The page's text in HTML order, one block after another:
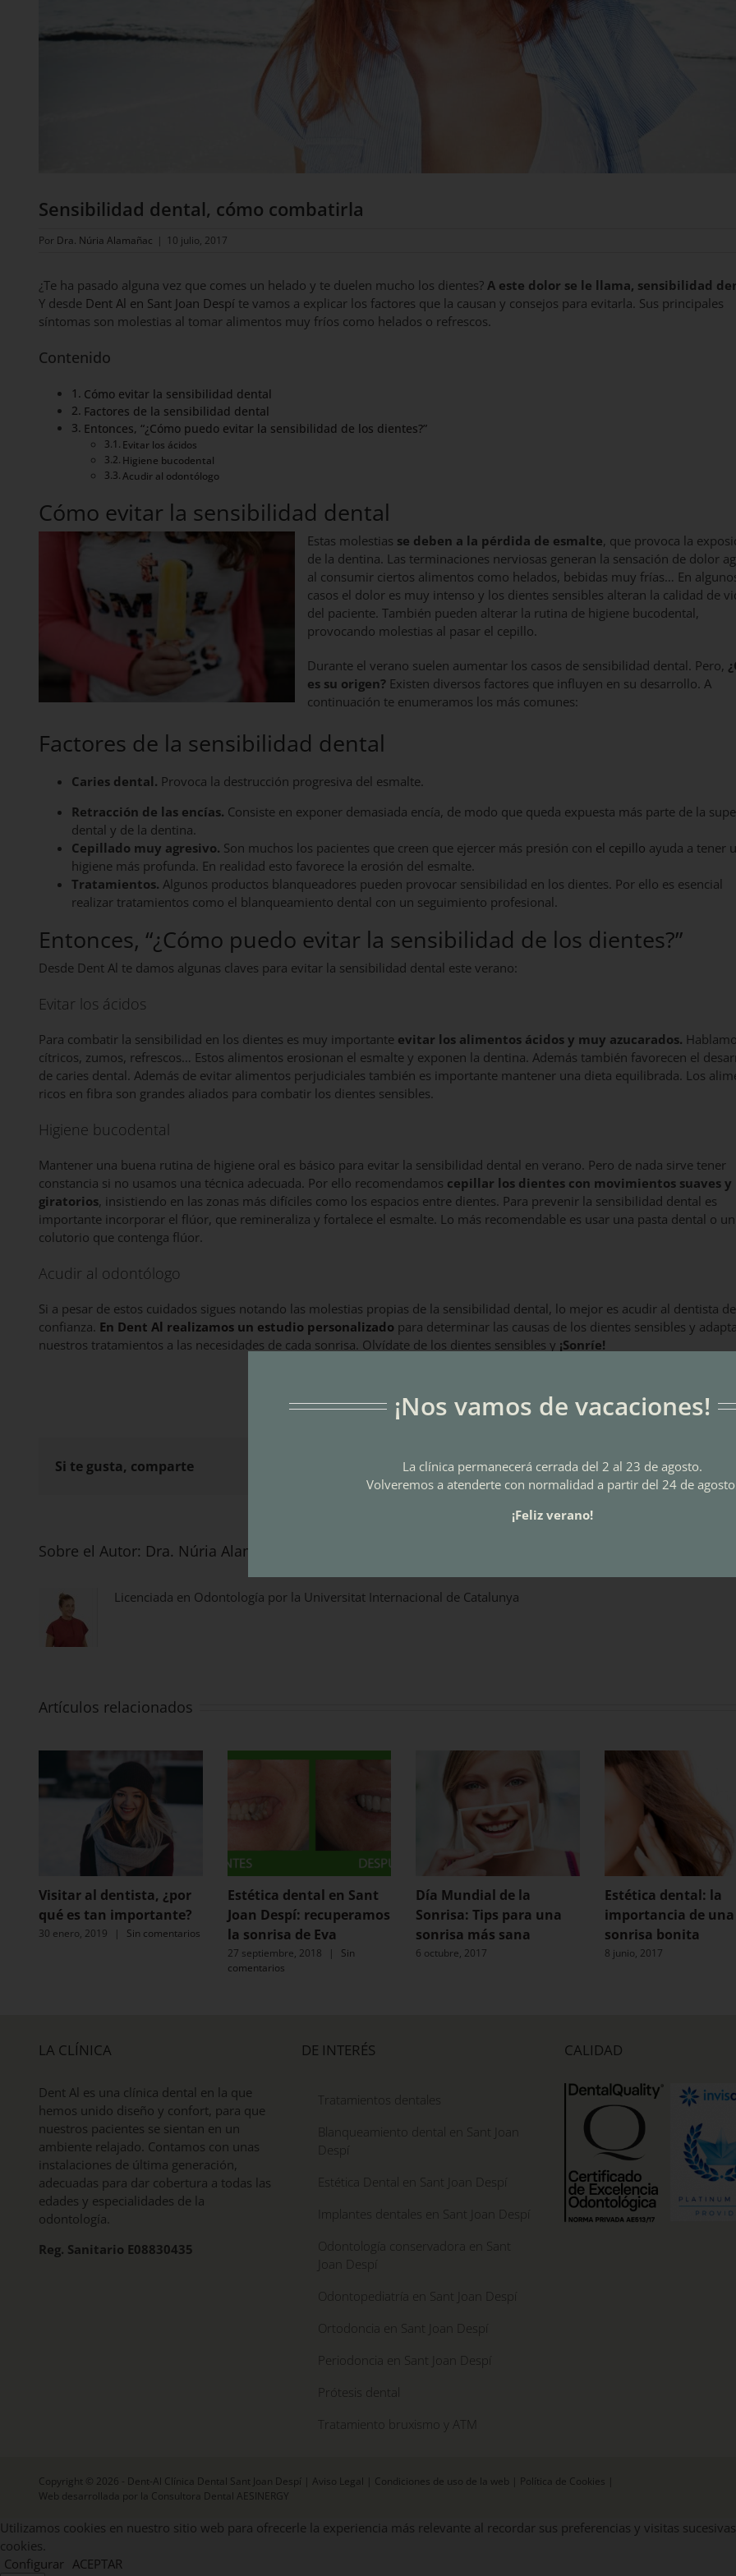
Sensibilidad dental, cómo combatirla
Por Dra. Núria Alamañac | 10 julio, 2017
¿Te ha pasado alguna vez que comes un helado y te duelen mucho los dientes? A este dolor se le llama, sensibilidad
Y desde Dent Al en Sant Joan Despí te vamos a explicar los factores que la causan y consejos para evitarla. Sus principales
síntomas son molestias al tomar alimentos muy fríos como helados o refrescos.
Contenido
Cómo evitar la sensibilidad dental
Factores de la sensibilidad dental
Entonces, “¿Cómo puedo evitar la sensibilidad de los dientes?”
Evitar los ácidos
Higiene bucodental
Acudir al odontólogo
Cómo evitar la sensibilidad dental
Estas molestias se deben a la pérdida de esmalte, que provoca la
de la dentina. Las terminaciones nerviosas generan la sensación de dolor
al consumir ciertos alimentos como helados, bebidas muy frías… En
casos el dolor es muy intenso y los dientes sensibles alteran la calidad de
del paciente. También pueden alterar la rutina de higiene bucodental,
provocando molestias al pasar el cepillo.
Durante el verano suelen aumentar los casos de sensibilidad dental. Pero,
es su origen? Existen diversos factores que influyen en su desarrollo. A
continuación te enumeramos los más comunes:
Factores de la sensibilidad dental
Caries dental. Provoca la destrucción progresiva del esmalte.
Retracción de las encías. Consiste en exponer demasiada encía, de modo que queda expuesta más parte de la
dental y de la dentina.
Cepillado muy agresivo. Son muchos los pacientes que creen que ejercer más presión con el cepillo ayuda a tener
higiene más profunda. En realidad esto favorece la erosión del esmalte.
Tratamientos. Algunos productos blanqueadores pueden provocar sensibilidad en los dientes. Por ello es esencial
realizar tratamientos como el blanqueamiento dental con un seguimiento profesional.
Entonces, “¿Cómo puedo evitar la sensibilidad de los dientes?”
Desde Dent Al te damos algunas claves para evitar la sensibilidad dental este verano:
Evitar los ácidos
Para combatir la sensibilidad en los dientes es muy importante evitar los alimentos ácidos y muy azucarados.
cítricos, zumos, refrescos… Estos alimentos erosionan el esmalte y exponen la dentina. Además también favorecen el
de caries dental. Además de evitar alimentos perjudiciales también es importante mantener una dieta equilibrada. Los
ricos en fibra son grandes aliados para combatir los dientes sensibles.
Higiene bucodental
Mantener una buena rutina de higiene oral es básico para evitar la sensibilidad dental en verano. Pero de nada sirve tener
constancia si no usamos una técnica adecuada. Por ello recomendamos cepillar los dientes con movimientos suaves y
giratorios, insistiendo en las zonas más difíciles como los espacios entre dientes. Para prevenir la sensibilidad dental es
importante incorporar el flúor, que remineraliza y fortalece el esmalte. Lo más recomendable es usar una pasta dental o un
colutorio que contenga flúor.
Acudir al odontólogo
Si a pesar de estos cuidados sigues notando las molestias propias de la sensibilidad dental, lo mejor es acudir al dentista de
confianza. En Dent Al realizamos un estudio personalizado para determinar las causas de los dientes sensibles y
nuestros tratamientos a las necesidades de cada sonrisa. Olvídate de los dientes sensibles y ¡Sonríe!
Si te gusta, comparte Facebook
X LinkedIn
Sobre el Autor: Dra. Núria Alamañac
Licenciada en Odontología por la Universitat Internacional de Catalunya
Artículos relacionados
Visitar al dentista, ¿por
qué es tan importante?
30 enero, 2019 | Sin comentarios
Estética dental en Sant
Joan Despí: recuperamos
la sonrisa de Eva
27 septiembre, 2018 |
Sin
comentarios
Día Mundial de la
Sonrisa: Tips para una
sonrisa más sana
6 octubre, 2017
Estética dental: la
importancia de una
sonrisa bonita
8 junio, 2017
LA CLÍNICA
Dent Al es una clínica dental en la que
hemos unido diseño y confort, para que
nuestros pacientes se sientan en un
ambiente relajado. Contamos con unas
instalaciones de última generación,
adecuadas para dar cobertura a todas las
edades y especialidades de la
odontología.
Reg. Sanitario E08830435
DE INTERÉS
Tratamientos dentales
Blanqueamiento dental en Sant Joan
Despí
Estética Dental en Sant Joan Despí
Implantes dentales en Sant Joan Despí
Odontología conservadora en Sant
Joan Despí
Odontopediatría en Sant Joan Despí
Ortodoncia en Sant Joan Despí
Periodoncia en Sant Joan Despí
Prótesis dental
Tratamiento bruxismo y ATM
CALIDAD
Copyright © 2026 - Dent-Al Clínica Dental Sant Joan Despí | Aviso Legal Condiciones de uso de la web Política de Cookies
Web desarrollada por la Consultora Dental AESINERGY
¡Nos vamos de vacaciones!
La clínica permanecerá cerrada del 2 al 23 de agosto.
Volveremos a atenderte con normalidad a partir del 24 de
¡Feliz verano!
Utilizamos cookies en nuestro sitio web para ofrecerle la experiencia más relevante al recordar sus preferencias y visitas
cookies.
Configurar ACEPTAR